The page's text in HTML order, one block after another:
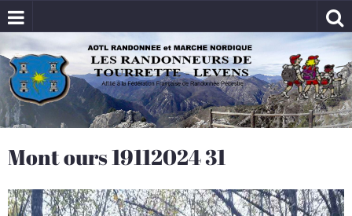
Mont ours 19112024 31